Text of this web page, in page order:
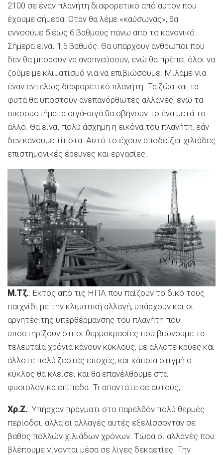
2100 σε έναν πλανήτη διαφορετικό από αυτόν που
έχουμε σήμερα. Οταν θα λέμε «καύσωνας», θα
εννοούμε 5 έως 6 βαθμούς πάνω από το κανονικό.
Σήμερα είναι 1,5 βαθμός. Θα υπάρχουν άνθρωποι που
δεν θα μπορούν να αναπνεύσουν, ενώ θα πρέπει όλοι να
ζούμε με κλιματισμό για να επιβιώσουμε. Μιλάμε για
έναν εντελώς διαφορετικό πλανήτη. Τα ζώα και τα
φυτά θα υποστούν ανεπανόρθωτες αλλαγές, ενώ τα
οικοσυστήματα σιγά-σιγά θα σβήνουν το ένα μετά το
άλλο. Θα είναι πολύ άσχημη η εικόνα του πλανήτη, εάν
δεν κάνουμε τίποτα. Αυτό το έχουν αποδείξει χιλιάδες
επιστημονικές έρευνες και εργασίες.
Μ.Τζ.: Εκτός από τις ΗΠΑ που παίζουν το δικό τους
παιχνίδι με την κλιματική αλλαγή, υπάρχουν και οι
αρνητές της υπερθέρμανσης του πλανήτη που
υποστηρίζουν ότι οι θερμοκρασίες που βιώνουμε τα
τελευταία χρόνια κάνουν κύκλους, με άλλοτε κρύες και
άλλοτε πολύ ζεστές εποχές, και κάποια στιγμή ο
κύκλος θα κλείσει και θα επανέλθουμε στα
φυσιολογικά επίπεδα. Τι απαντάτε σε αυτούς;
Χρ.Ζ.: Υπήρχαν πράγματι στο παρελθόν πολύ θερμές
περίοδοι, αλλά οι αλλαγές αυτές εξελίσσονταν σε
βάθος πολλών χιλιάδων χρόνων. Τώρα οι αλλαγές που
βλέπουμε γίνονται μέσα σε λίγες δεκαετίες. Την